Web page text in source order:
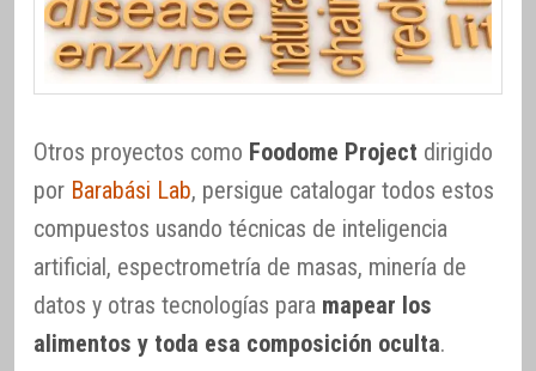
Otros proyectos como Foodome Project dirigido
por Barabási Lab, persigue catalogar todos estos
compuestos usando técnicas de inteligencia
artificial, espectrometría de masas, minería de
datos y otras tecnologías para mapear los
alimentos y toda esa composición oculta.